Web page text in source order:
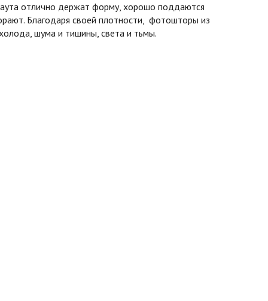
отлично держат форму, хорошо поддаются
Благодаря своей плотности, фотошторы из
шума и тишины, света и тьмы.